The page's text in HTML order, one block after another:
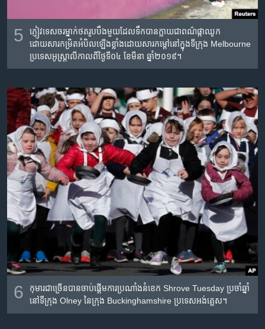
5
ភ្ញៀវ​ទេសចរ​ម្នាក់​ថត​រូប​បឹង​មួយ​ដែល​ទឹក​បាន​ក្លាយ​ជាពណ៌​ផ្កាឈូក​
ដោយសារ​កម្រិត​អំបិល​ឡើង​ខ្លាំង​ដោយសារ​កម្តៅ​នៅក្នុង​ទីក្រុង​ Melbourne
ប្រទេស​អូស្រ្តាលី​កាលពី​ថ្ងៃទី​០៤ ខែមីនា ឆ្នាំ២០១៩។
6
កុមារ​ជាច្រើន​បាន​ចាប់​ផ្តើម​ការ​ប្រណាំង​នំខេក​ Shrove Tuesday ប្រចាំ​ឆ្នាំ​
នៅ​ទីក្រុង​ Olney នៃ​ក្រុង Buckinghamshire ប្រទេស​អង់គ្លេស។